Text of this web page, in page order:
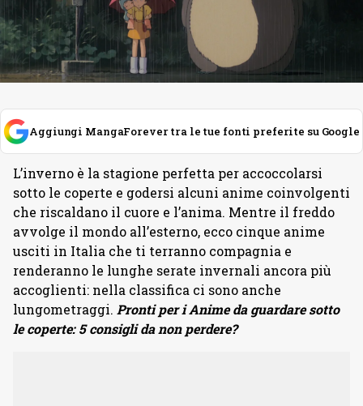
Aggiungi MangaForever tra le tue fonti preferite su Google
L’inverno è la stagione perfetta per accoccolarsi
sotto le coperte e godersi alcuni anime coinvolgenti
che riscaldano il cuore e l’anima. Mentre il freddo
avvolge il mondo all’esterno, ecco cinque anime
usciti in Italia che ti terranno compagnia e
renderanno le lunghe serate invernali ancora più
accoglienti: nella classifica ci sono anche
lungometraggi. Pronti per i Anime da guardare sotto
le coperte: 5 consigli da non perdere?